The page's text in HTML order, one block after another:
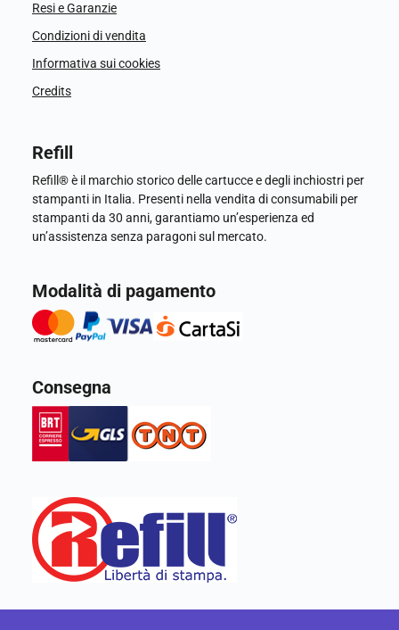
Resi e Garanzie
Condizioni di vendita
Informativa sui cookies
Credits
Refill
Refill® è il marchio storico delle cartucce e degli inchiostri per
stampanti in Italia. Presenti nella vendita di consumabili per
stampanti da 30 anni, garantiamo un’esperienza ed
un’assistenza senza paragoni sul mercato.
Modalità di pagamento
Consegna